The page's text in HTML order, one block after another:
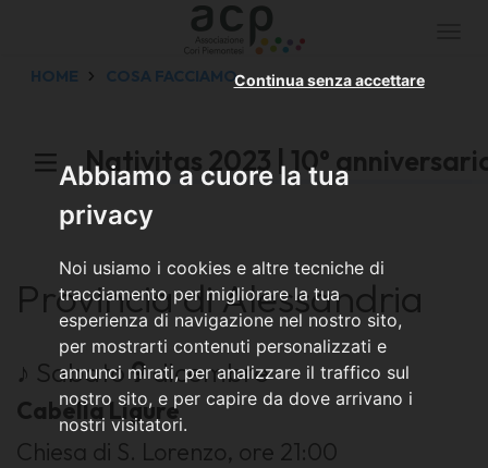
Abbiamo a cuore la tua
privacy
Noi usiamo i cookies e altre tecniche di
tracciamento per migliorare la tua
esperienza di navigazione nel nostro sito,
per mostrarti contenuti personalizzati e
annunci mirati, per analizzare il traffico sul
nostro sito, e per capire da dove arrivano i
nostri visitatori.
Continua senza accettare
HOME COSA FACCIAMO
Nativitas 2023 | 10°
Provincia di Alessandria
♪ Sabato9dicembre
Cabella Ligure
Chiesa di S. Lorenzo, ore 21:00